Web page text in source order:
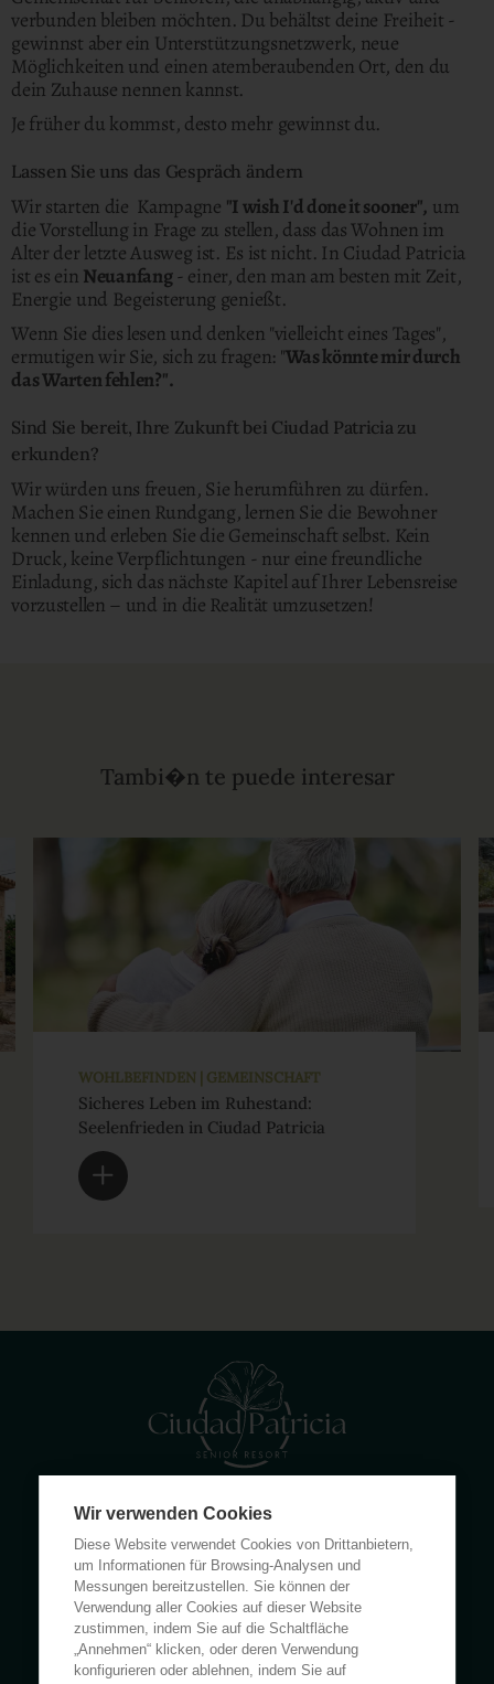
verbunden bleiben möchten. Du behältst deine Freiheit -
gewinnst aber ein Unterstützungsnetzwerk, neue
Möglichkeiten und einen atemberaubenden Ort, den du
dein Zuhause nennen kannst.
Je früher du kommst, desto mehr gewinnst du.
Lassen Sie uns das Gespräch ändern
Wir starten die Kampagne "I wish I'd done it sooner", um
die Vorstellung in Frage zu stellen, dass das Wohnen im
Alter der letzte Ausweg ist. Es ist nicht. In Ciudad Patricia
ist es ein Neuanfang- einer, den man am besten mit Zeit,
Energie und Begeisterung genießt.
Wenn Sie dies lesen und denken "vielleicht eines Tages",
ermutigen wir Sie, sich zu fragen: "Was könnte mir durch
das Warten fehlen?".
Sind Sie bereit, Ihre Zukunft bei Ciudad Patricia zu
erkunden?
Wir würden uns freuen, Sie herumführen zu dürfen.
Machen Sie einen Rundgang, lernen Sie die Bewohner
kennen und erleben Sie die Gemeinschaft selbst. Kein
Druck, keine Verpflichtungen - nur eine freundliche
Einladung, sich das nächste Kapitel auf Ihrer Lebensreise
vorzustellen – und in die Realität umzusetzen!
Tambi�n te puede interesar
WOHLBEFINDEN | GEMEINSCHAFT
Sicheres Leben im Ruhestand:
Seelenfrieden in Ciudad Patricia
Calle Rumanía 26 · 03503 Benidorm (Alicante)
(+34) 965 855 100
apartamentos@ciudadpatricia.com
Wir verwenden Cookies
Diese Website verwendet Cookies von Drittanbietern,
um Informationen für Browsing-Analysen und
Messungen bereitzustellen. Sie können der
Verwendung aller Cookies auf dieser Website
zustimmen, indem Sie auf die Schaltfläche
„Annehmen“ klicken, oder deren Verwendung
konfigurieren oder ablehnen, indem Sie auf